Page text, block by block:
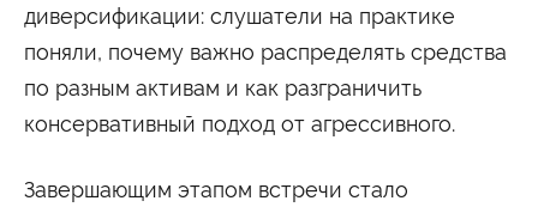
Сведения об образовательной организации
диверсификации: слушатели на практике
поняли, почему важно распределять средства
по разным активам и как разграничить
консервативный подход от агрессивного.
Завершающим этапом встречи стало